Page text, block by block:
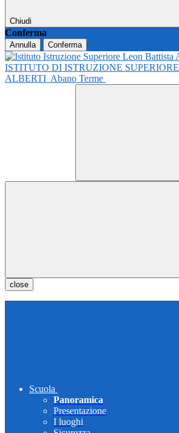
Chiudi
Conferma
Annulla Conferma
ISTITUTO DI ISTRUZIONE SUPERIORE
ALBERTI Abano Terme
close
Scuola
Panoramica
Presentazione
I luoghi